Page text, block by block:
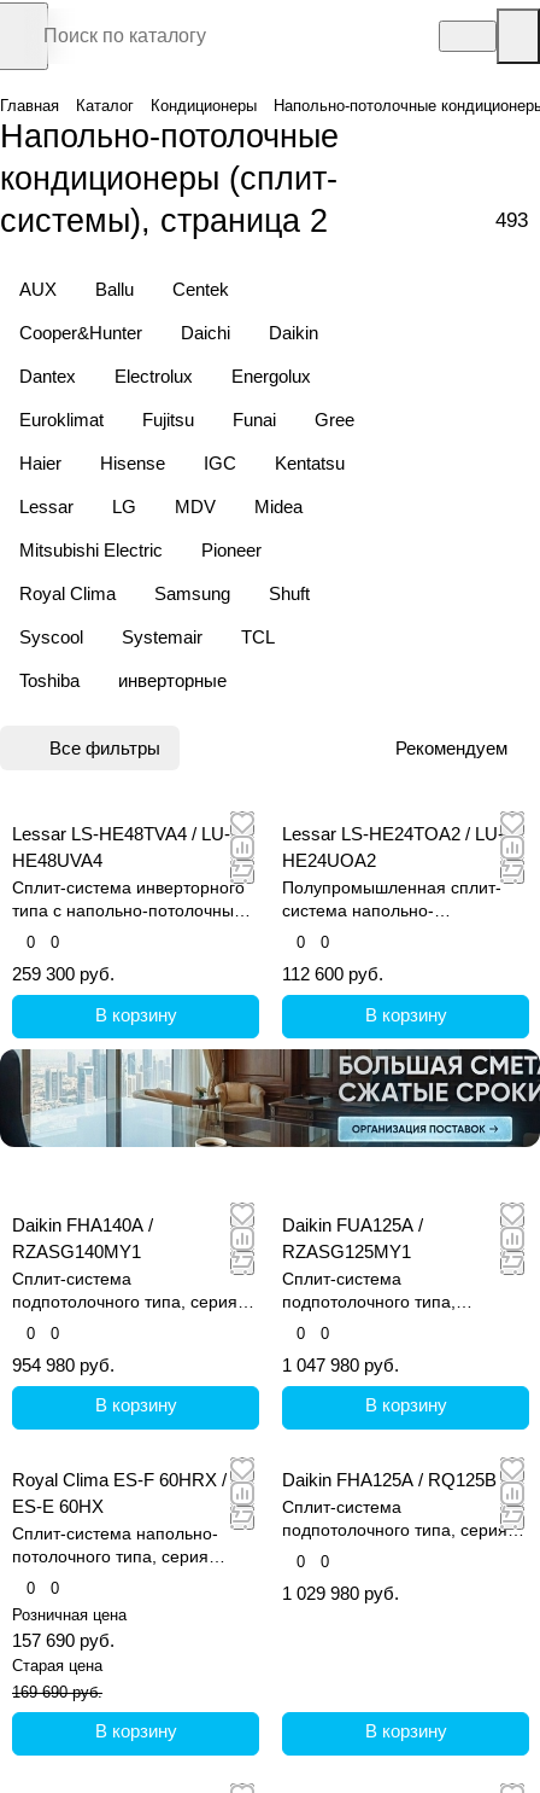
Главная Каталог Кондиционеры Напольно-потолочные
Напольно-потолочные
кондиционеры (сплит-
системы), страница 2
493
AUX Ballu Centek
Cooper&Hunter Daichi Daikin
Dantex Electrolux Energolux
Euroklimat Fujitsu Funai Gree
Haier Hisense IGC Kentatsu
Lessar LG MDV Midea
Mitsubishi Electric Pioneer
Royal Clima Samsung Shuft
Syscool Systemair TCL
Toshiba инверторные
Все фильтры Рекомендуем
Lessar LS-HE48TVA4 / LU-
HE48UVA4
Сплит-система инверторного
типа с напольно-потолочным
внутренним блоком
0 0
259 300 руб.
В корзину
Lessar LS-HE24TOA2 / LU-
HE24UOA2
Полупромышленная сплит-
система напольно-
потолочного типа
0 0
112 600 руб.
В корзину
Daikin FHA140A /
RZASG140MY1
Сплит-система
подпотолочного типа, серия
FHA-A
0 0
954 980 руб.
В корзину
Daikin FUA125A /
RZASG125MY1
Сплит-система
подпотолочного типа,
четырехпотолочная
0 0
1 047 980 руб.
В корзину
Royal Clima ES-F 60HRX /
ES-E 60HX
Сплит-система напольно-
потолочного типа, серия
Esperto
0
0
Розничная цена
157 690 руб.
Старая цена
169 690 руб.
В корзину
Daikin FHA125A / RQ125B
Сплит-система
подпотолочного типа, серия
FHA-A
0 0
1 029 980 руб.
В корзину